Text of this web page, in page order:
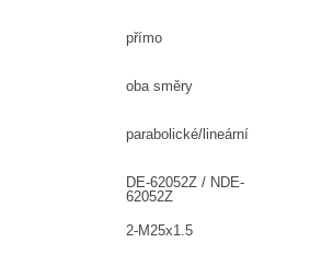
přímo
oba směry
parabolické/lineární
DE-62052Z / NDE-
62052Z
2-M25x1.5